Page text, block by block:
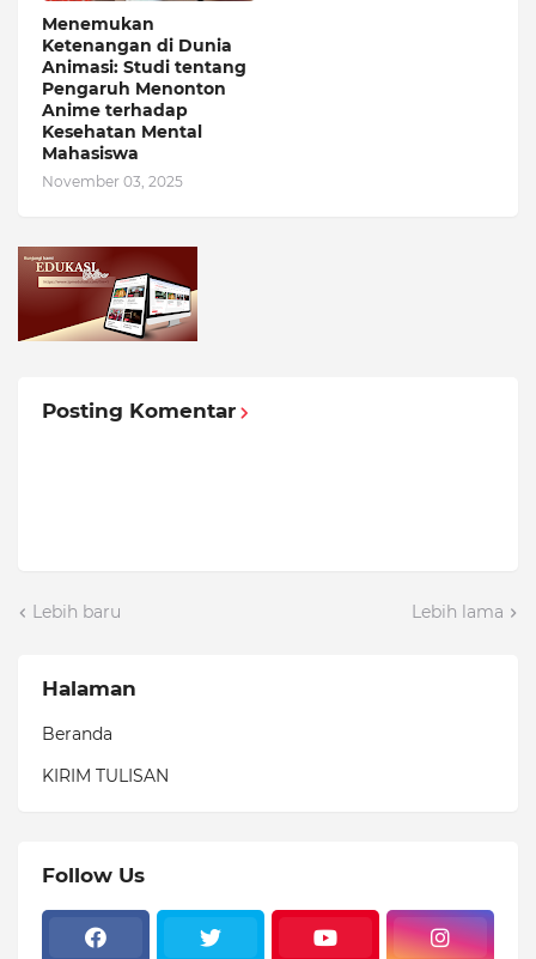
Menemukan
Ketenangan di Dunia
Animasi: Studi tentang
Pengaruh Menonton
Anime terhadap
Kesehatan Mental
Mahasiswa
November 03, 2025
Posting Komentar
Lebih baru Lebih lama
Halaman
Beranda
KIRIM TULISAN
Follow Us